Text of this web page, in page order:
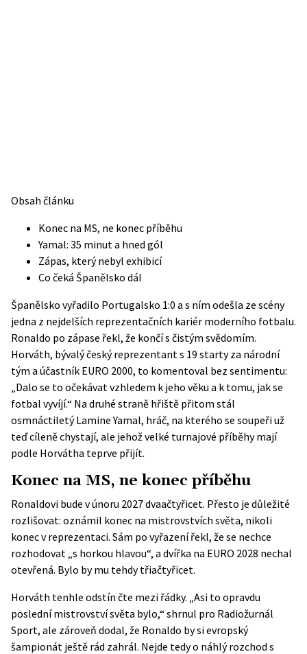
Obsah článku
Konec na MS, ne konec příběhu
Yamal: 35 minut a hned gól
Zápas, který nebyl exhibicí
Co čeká Španělsko dál
Španělsko vyřadilo Portugalsko 1:0 a s ním odešla ze scény
jedna z nejdelších reprezentačních kariér moderního fotbalu.
Ronaldo po zápase řekl, že končí s čistým svědomím.
Horváth, bývalý český reprezentant s 19 starty za národní
tým a účastník EURO 2000, to komentoval bez sentimentu:
„Dalo se to očekávat vzhledem k jeho věku a k tomu, jak se
fotbal vyvíjí.“ Na druhé straně hřiště přitom stál
osmnáctiletý Lamine Yamal, hráč, na kterého se soupeři už
teď cíleně chystají, ale jehož velké turnajové příběhy mají
podle Horvátha teprve přijít.
Konec na MS, ne konec příběhu
Ronaldovi bude v únoru 2027 dvaačtyřicet. Přesto je důležité
rozlišovat: oznámil konec na mistrovstvích světa, nikoli
konec v reprezentaci. Sám po vyřazení řekl, že se nechce
rozhodovat „s horkou hlavou“, a dvířka na EURO 2028 nechal
otevřená. Bylo by mu tehdy třiačtyřicet.
Horváth tenhle odstín čte mezi řádky. „Asi to opravdu
poslední mistrovství světa bylo,“ shrnul pro Radiožurnál
Sport, ale zároveň dodal, že Ronaldo by si evropský
šampionát ještě rád zahrál. Nejde tedy o náhlý rozchod s